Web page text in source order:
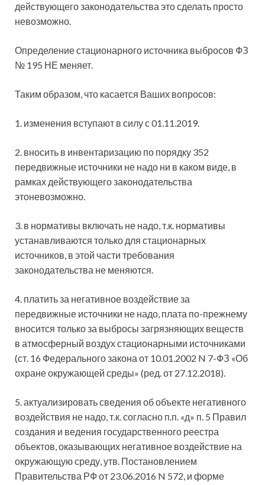
действующего законодательства это сделать просто
невозможно.
Определение стационарного источника выбросов ФЗ
№ 195 НЕ меняет.
Таким образом, что касается Ваших вопросов:
1. изменения вступают в силу с 01.11.2019.
2. вносить в инвентаризацию по порядку 352
передвижные источники не надо ни в каком виде, в
рамках действующего законодательства
этоневозможно.
3. в нормативы включать не надо, т.к. нормативы
устанавливаются только для стационарных
источников, в этой части требования
законодательства не меняются.
4. платить за негативное воздействие за
передвижные источники не надо, плата по-прежнему
вносится только за выбросы загрязняющих веществ
в атмосферный воздух стационарными источниками
(ст. 16 Федерального закона от 10.01.2002 N 7-ФЗ «Об
охране окружающей среды» (ред. от 27.12.2018).
5. актуализировать сведения об объекте негативного
воздействия не надо, т.к. согласно п.п. «д» п. 5 Правил
создания и ведения государственного реестра
объектов, оказывающих негативное воздействие на
окружающую среду, утв. Постановлением
Правительства РФ от 23.06.2016 N 572, и форме